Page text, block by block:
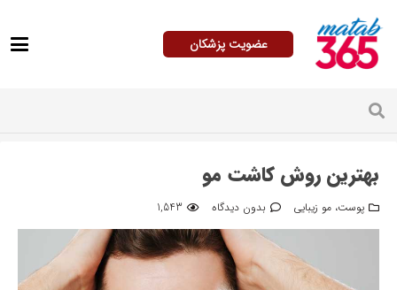
عضویت پزشکان
بهترین روش کاشت مو
پوست، مو زیبایی بدون دیدگاه 1,543